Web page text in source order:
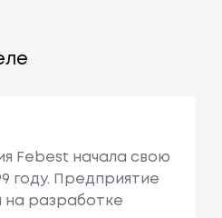
Febest начала свою
году. Предприятие
на разработке